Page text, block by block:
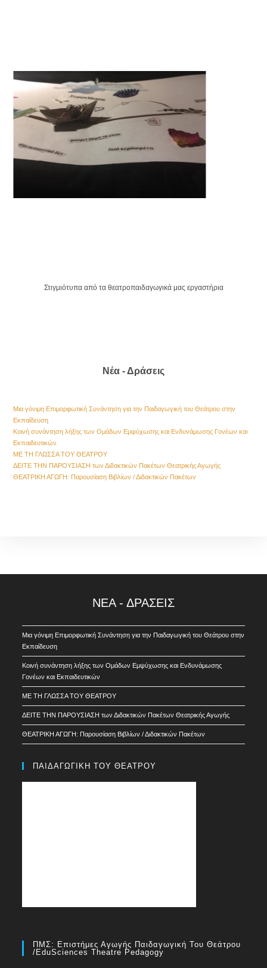
Στιγμιότυπα από τα θεατροπαιδαγωγικά μας εργαστήρια
Νέα - Δράσεις
Μια γόνιμη Επιμορφωτική Συνάντηση για την Παιδαγωγική του Θεάτρου στην
Εκπαίδευση
Kοινή συνάντηση λήξης των Ομάδων Εμψύχωσης και Ενδυνάμωσης Γονέων και
Εκπαιδευτικών
ΜΕ ΤΗ ΓΛΩΣΣΑ ΤΟΥ ΘΕΑΤΡΟΥ
ΔΕΙΤΕ ΤΗΝ ΠΑΡΟΥΣΙΑΣΗ των Διδακτικών Πακέτων Θεατρικής Αγωγής
ΘΕΑΤΡΙΚΗ ΑΓΩΓΗ: Παρουσίαση Βιβλίων / Διδακτικών Πακέτων
ΝΕΑ - ΔΡΑΣΕΙΣ
Μια γόνιμη Επιμορφωτική Συνάντηση για την Παιδαγωγική του Θεάτρου στην
Εκπαίδευση
Kοινή συνάντηση λήξης των Ομάδων Εμψύχωσης και Ενδυνάμωσης
Γονέων και Εκπαιδευτικών
ΜΕ ΤΗ ΓΛΩΣΣΑ ΤΟΥ ΘΕΑΤΡΟΥ
ΔΕΙΤΕ ΤΗΝ ΠΑΡΟΥΣΙΑΣΗ των Διδακτικών Πακέτων Θεατρικής Αγωγής
ΘΕΑΤΡΙΚΗ ΑΓΩΓΗ: Παρουσίαση Βιβλίων / Διδακτικών Πακέτων
ΠΑΙΔΑΓΩΓΙΚΗ ΤΟΥ ΘΕΑΤΡΟΥ
ΠΜΣ: Επιστήμες Αγωγής Παιδαγωγική Του Θεάτρου
/EduSciences Theatre Pedagogy